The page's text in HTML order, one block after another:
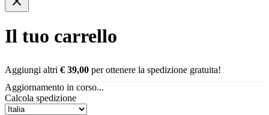
Il tuo carrello
Aggiungi altri € 39,00 per ottenere la spedizione gratuita!
Aggiornamento in corso...
Calcola spedizione